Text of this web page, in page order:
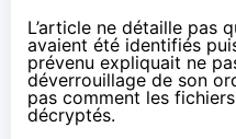
L’article ne détaille pas
avaient été identifiés
prévenu expliquait ne
déverrouillage de son
pas comment les
décryptés.